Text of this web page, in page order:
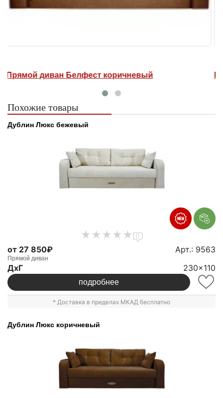
Прямой диван Белфест коричневый
Похожие товары
Дублин Люкс бежевый
0
от 27 850₽ Арт.: 9563
Прямой диван
ДxГ 230x110
подробнее
* Доставка в пределах МКАД бесплатно
Дублин Люкс коричневый